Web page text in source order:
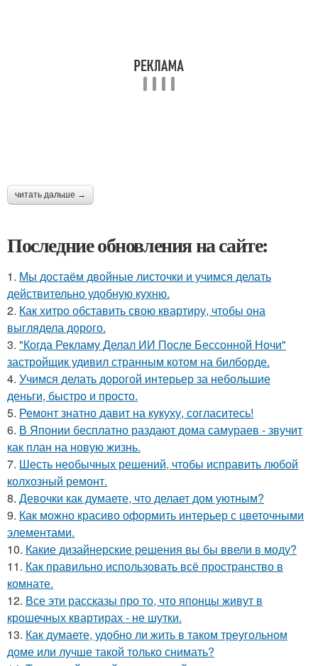
читать дальше →
Последние обновления на сайте:
1. Мы достаём двойные листочки и учимся делать
действительно удобную кухню.
2. Как хитро обставить свою квартиру, чтобы она
выглядела дорого.
3. "Когда Рекламу Делал ИИ После Бессонной Ночи"
застройщик удивил странным котом на билборде.
4. Учимся делать дорогой интерьер за небольшие
деньги, быстро и просто.
5. Ремонт знатно давит на кукуху, согласитесь!
6. В Японии бесплатно раздают дома самураев - звучит
как план на новую жизнь.
7. Шесть необычных решений, чтобы исправить любой
колхозный ремонт.
8. Девочки как думаете, что делает дом уютным?
9. Как можно красиво оформить интерьер с цветочными
элементами.
10. Какие дизайнерские решения вы бы ввели в моду?
11. Как правильно использовать всё пространство в
комнате.
12. Все эти рассказы про то, что японцы живут в
крошечных квартирах - не шутки.
13. Как думаете, удобно ли жить в таком треугольном
доме или лучше такой только снимать?